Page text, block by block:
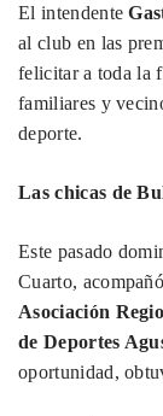
El intendente
al club en las
felicitar a toda la
familiares y
deporte.
Las chicas de
Este pasado
Cuarto,
Asociación
de Deportes
oportunidad,